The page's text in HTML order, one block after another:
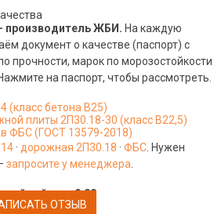
производитель ЖБИ. На каждую
документ о качестве (паспорт) с
прочности, марок по морозостойкости
на паспорт, чтобы рассмотреть.
· дорожная 2П30.18 · ФБС . Нужен
запросите у менеджера
рейтинг:0.00
ОТЗЫВ